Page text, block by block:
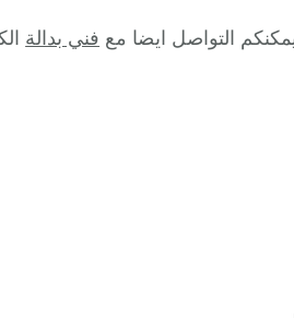
انتركم
التواصل ايضا مع فني بدالة